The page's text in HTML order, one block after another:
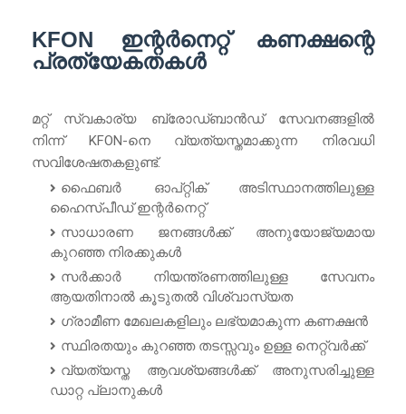
KFON ഇന്റർനെറ്റ് കണക്ഷന്റെ
പ്രത്യേകതകൾ
മറ്റ് സ്വകാര്യ ബ്രോഡ്ബാൻഡ് സേവനങ്ങളിൽ
നിന്ന് KFON-നെ വ്യത്യസ്തമാക്കുന്ന നിരവധി
സവിശേഷതകളുണ്ട്.
ഫൈബർ ഓപ്റ്റിക് അടിസ്ഥാനത്തിലുള്ള
ഹൈസ്പീഡ് ഇന്റർനെറ്റ്
സാധാരണ ജനങ്ങൾക്ക് അനുയോജ്യമായ
കുറഞ്ഞ നിരക്കുകൾ
സർക്കാർ നിയന്ത്രണത്തിലുള്ള സേവനം
ആയതിനാൽ കൂടുതൽ വിശ്വാസ്യത
ഗ്രാമീണ മേഖലകളിലും ലഭ്യമാകുന്ന കണക്ഷൻ
സ്ഥിരതയും കുറഞ്ഞ തടസ്സവും ഉള്ള നെറ്റ്‌വർക്ക്
വ്യത്യസ്ത ആവശ്യങ്ങൾക്ക് അനുസരിച്ചുള്ള
ഡാറ്റ പ്ലാനുകൾ